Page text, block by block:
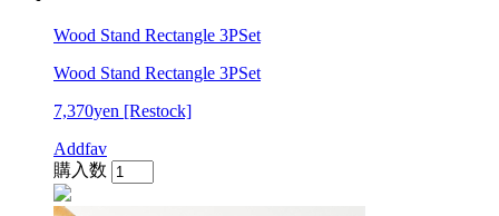
Wood Stand Rectangle 3PSet
Wood Stand Rectangle 3PSet
7,370yen [Restock]
Addfav
購入数